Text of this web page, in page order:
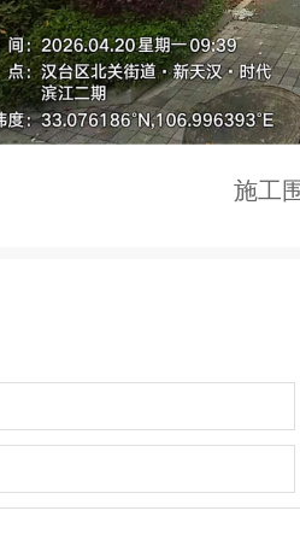
施工